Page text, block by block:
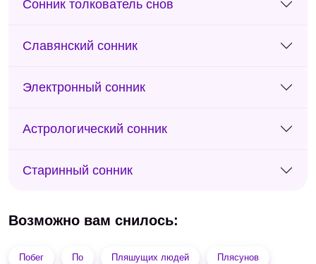
Сонник толкователь снов
Славянский сонник
Электронный сонник
Астрологический сонник
Старинный сонник
Возможно вам снилось:
Побег По Пляшущих людей Плясунов